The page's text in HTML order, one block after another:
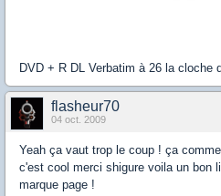
DVD + R DL Verbatim à 26 la cloche
flasheur70
04 oct. 2009
Yeah ça vaut trop le coup ! ça
c'est cool merci shigure voila un bon
marque page !